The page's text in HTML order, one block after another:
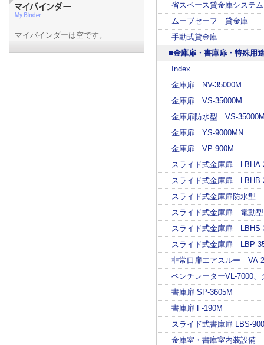
省スペース貸金庫システ
ムーブセーフ 貸金庫
手動式貸金庫
■金庫扉・書庫扉・特殊用
Index
金庫扉 NV-35000M
金庫扉 VS-35000M
金庫扉防水型 VS-
金庫扉 YS-9000MN
金庫扉 VP-900M
スライド式金庫扉 LBHA-
スライド式金庫扉 LBHB-
スライド式金庫扉防水型
スライド式金庫扉 電動型
スライド式金庫扉 LBHS-
スライド式金庫扉 LBP-
非常口扉エアスルー VA-
ベンチレーターVL-7000、
書庫扉 SP-3605M
書庫扉 F-190M
スライド式書庫扉 LBS-
金庫室・書庫室内装設備
マイバインダーは空です。